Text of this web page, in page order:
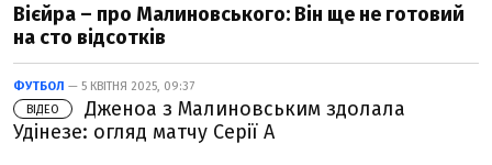
Вієйра – про Малиновського: Він ще не готовий
на сто відсотків
ФУТБОЛ — 5 КВІТНЯ 2025, 09:37
ВІДЕО
Дженоа з Малиновським здолала
Удінезе: огляд матчу Серії А